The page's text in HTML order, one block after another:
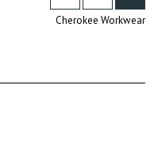
Cherokee Workwear